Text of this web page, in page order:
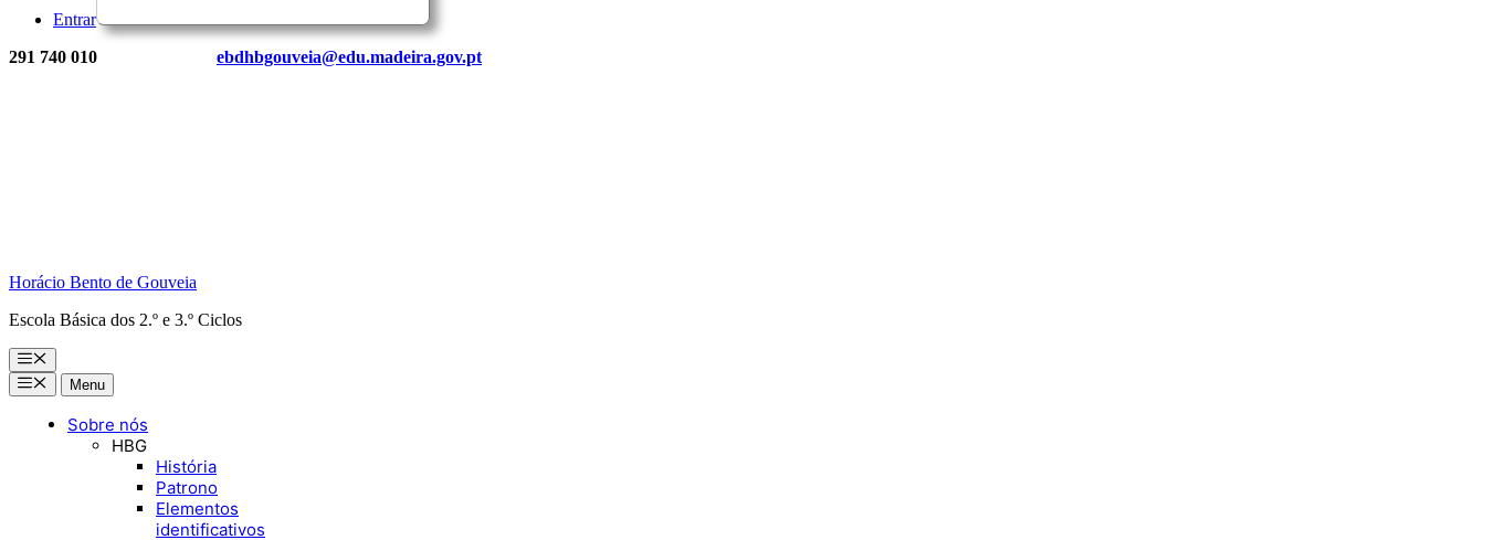
Entrar
291 740 010 ebdhbgouveia@edu.madeira.gov.pt
Horácio Bento de Gouveia
Escola Básica dos 2.º e 3.º Ciclos
Menu
MenuMenu
Sobre nós
HBG
História
Patrono
Elementos
identificativos